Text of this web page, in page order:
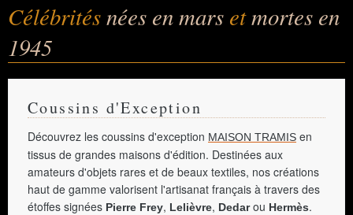
Célébritésnées en mars etmortes en
1945
Coussins d'Exception
Découvrez les coussins d'exception MAISON TRAMIS en
tissus de grandes maisons d'édition. Destinées aux
amateurs d'objets rares et de beaux textiles, nos créations
haut de gamme valorisent l'artisanat français à travers des
étoffes signées Pierre Frey, Lelièvre, Dedarou Hermès.